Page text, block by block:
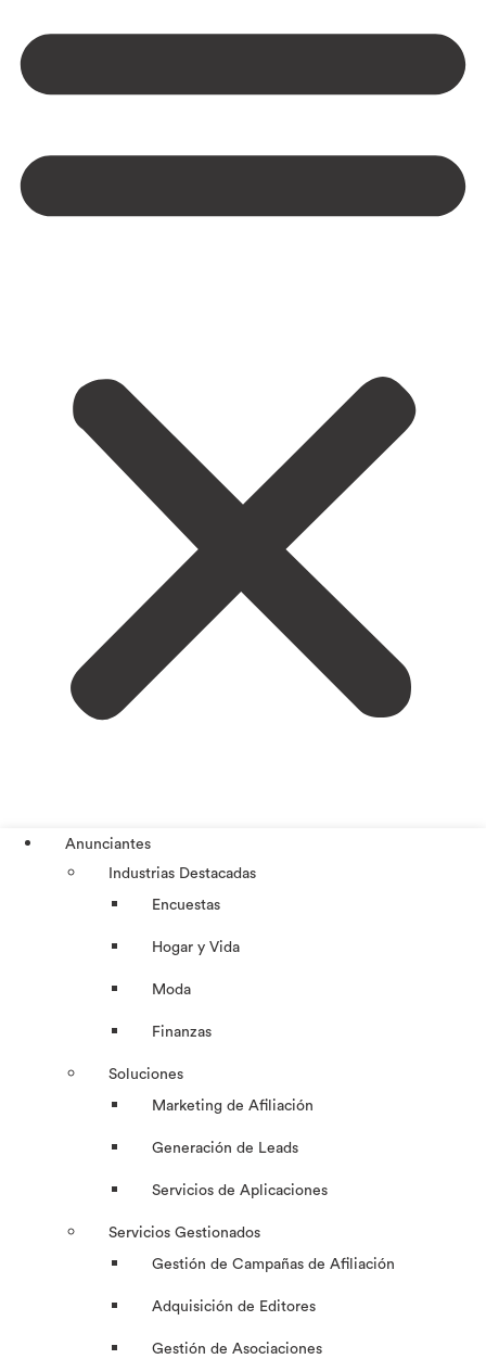
Anunciantes
Industrias Destacadas
Encuestas
Hogar y Vida
Moda
Finanzas
Soluciones
Marketing de Afiliación
Generación de Leads
Servicios de Aplicaciones
Servicios Gestionados
Gestión de Campañas de Afiliación
Adquisición de Editores
Gestión de Asociaciones